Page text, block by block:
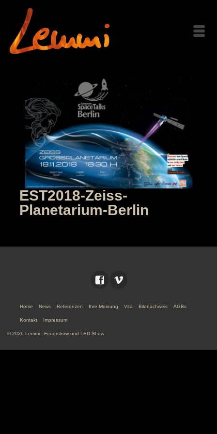
EST2018-Zeiss-
Planetarium-Berlin
Home News Referenzen Ihre Meinung Vita Bildnachweis AGBs
Kontakt Impressum
© 2026 Lemmi - Feuershow und LED-Show